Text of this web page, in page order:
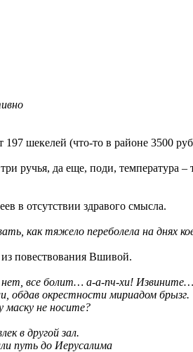
шекелей (что-то в районе 3500
ручья, да еще, поди,
в отсутствии здравого смысла.
как тяжело переболела на днях
повествования Вшивой.
все болит… а-а-пч-хи!
обдав окрестности мириадом брызг.
не носите?
в другой зал.
путь до Иерусалима